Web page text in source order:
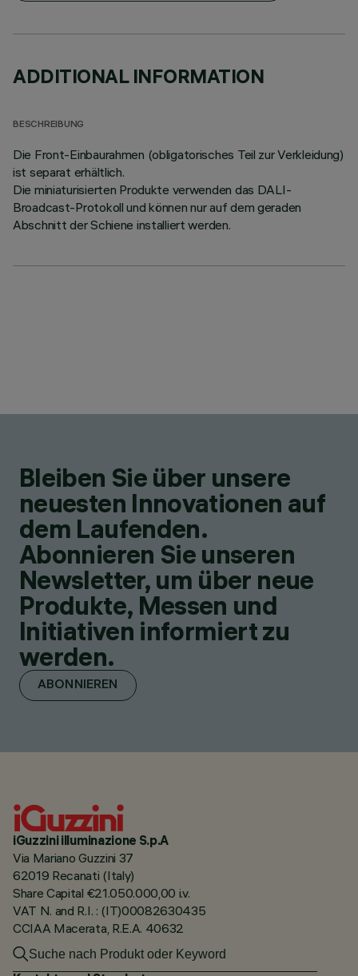
ADDITIONAL INFORMATION
BESCHREIBUNG
Die Front-Einbaurahmen (obligatorisches Teil zur Verkleidung)
ist separat erhältlich.
Die miniaturisierten Produkte verwenden das DALI-
Broadcast-Protokoll und können nur auf dem geraden
Abschnitt der Schiene installiert werden.
Bleiben Sie über unsere
neuesten Innovationen auf
dem Laufenden.
Abonnieren Sie unseren
Newsletter, um über neue
Produkte, Messen und
Initiativen informiert zu
werden.
ABONNIEREN
iGuzzini illuminazione S.p.A
Via Mariano Guzzini 37
62019 Recanati (Italy)
Share Capital €21.050.000,00 i.v.
VAT N. and R.I. : (IT)00082630435
CCIAA Macerata, R.E.A. 40632